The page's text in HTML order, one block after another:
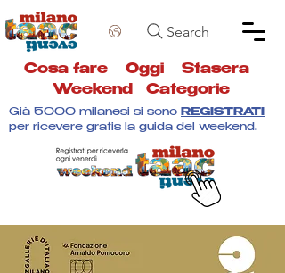
Search
Cosa fare Oggi Stasera
Weekend
Categorie
Già 5000 milanesi si sono REGISTRATI
per ricevere gratis la guida del weekend.